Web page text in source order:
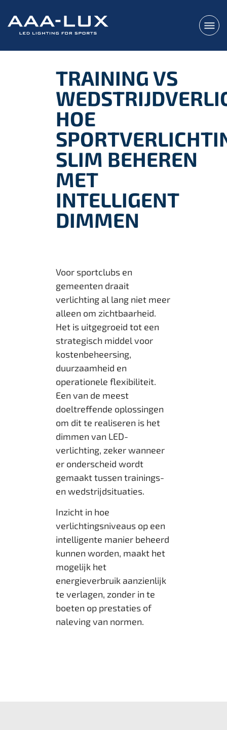
TRAINING VS
HOE
SLIM BEHEREN
MET
INTELLIGENT
DIMMEN
Voor sportclubs en
gemeenten draait
verlichting al lang niet meer
alleen om zichtbaarheid.
Het is uitgegroeid tot een
strategisch middel voor
kostenbeheersing,
duurzaamheid en
operationele flexibiliteit.
Een van de meest
doeltreffende oplossingen
om dit te realiseren is het
dimmen van LED-
verlichting, zeker wanneer
er onderscheid wordt
gemaakt tussen trainings-
en wedstrijdsituaties.
Inzicht in hoe
verlichtingsniveaus op een
intelligente manier beheerd
kunnen worden, maakt het
mogelijk het
energieverbruik aanzienlijk
te verlagen, zonder in te
boeten op prestaties of
naleving van normen.